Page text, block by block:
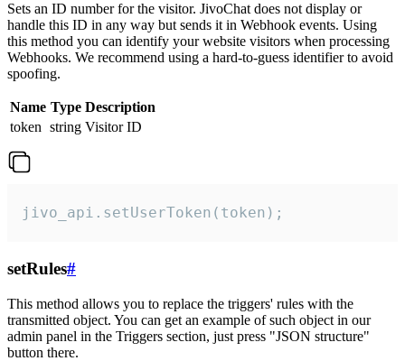
Sets an ID number for the visitor. JivoChat does not display or
handle this ID in any way but sends it in Webhook events. Using
this method you can identify your website visitors when processing
Webhooks. We recommend using a hard-to-guess identifier to avoid
spoofing.
Name Type Description
token string Visitor ID
jivo_api.setUserToken(token);
setRules#
This method allows you to replace the triggers' rules with the
transmitted object. You can get an example of such object in our
admin panel in the Triggers section, just press "JSON structure"
button there.